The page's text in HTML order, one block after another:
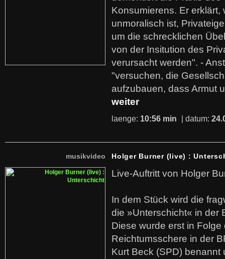
Konsumierens. Er erklärt,
unmoralisch ist,
um die schrecklichen
von der Insitution des
verursacht werden". -
"versuchen, die
aufzubauen, dass Armut
weiter
laenge: 10:56 min | datum:
musikvideo Holger Burner (live) :
Live-Auftritt von Holger
In dem Stück wird die
die »Unterschicht« in der
Diese wurde erst in
Reichtumsschere in der
Kurt Beck (SPD)